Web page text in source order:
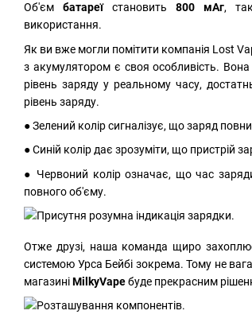
Об'єм батареї становить 800 мАг,
використання.
Як ви вже могли помітити компанія Lost
з акумулятором є своя особливість. Вона
рівень заряду у реальному часу,
рівень заряду.
● Зелений колір сигналізує, що заряд
● Синій колір дає зрозуміти, що пристрій
● Червоний колір означає, що час
повного об'єму.
Отже друзі, наша команда щиро
системою Урса Бейбі зокрема. Тому не
магазиніMilkyVapeбуде прекрасним